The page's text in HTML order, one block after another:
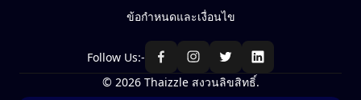
ข้อกำหนดและเงื่อนไข
Follow Us:-
© 2026 Thaizzle สงวนลิขสิทธิ์.